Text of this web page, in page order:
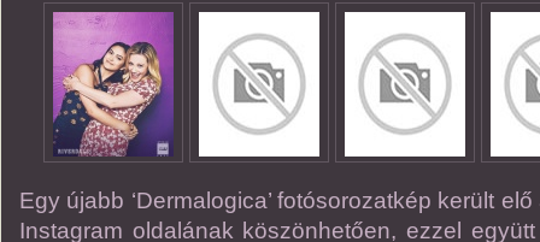
Egy újabb ‘Dermalogica’ fotósorozatkép került
Instagram oldalának köszönhetően, ezzel